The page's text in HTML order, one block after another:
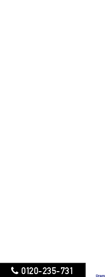
0120-235-731